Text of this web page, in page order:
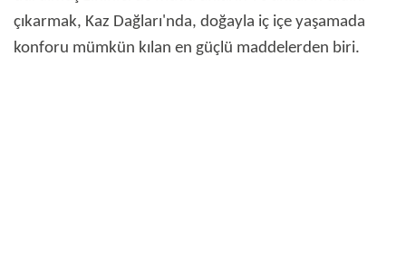
çıkarmak, Kaz Dağları'nda, doğayla iç içe yaşamada
konforu mümkün kılan en güçlü maddelerden biri.